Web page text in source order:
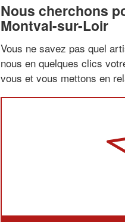
Nous cherchons
Montval-sur-Loir
Vous ne savez pas quel
nous en quelques clics
vous et vous mettons en